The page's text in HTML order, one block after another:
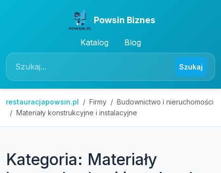
Powsin Biznes
Katalog Blog
Szukaj
restauracjapowsin.pl Firmy
Budownictwo i nieruchomości
Materiały konstrukcyjne i instalacyjne
Kategoria: Materiały